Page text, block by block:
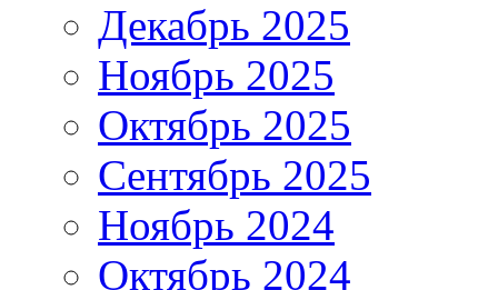
Декабрь 2025
Ноябрь 2025
Октябрь 2025
Сентябрь 2025
Ноябрь 2024
Октябрь 2024